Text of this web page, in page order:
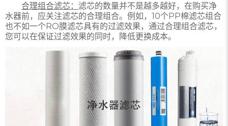
合理组合滤芯： 滤芯的数量并不是越多越好，在购买净
水器前，应关注滤芯的合理组合。例如，10个PP棉滤芯组合
也不如一个RO膜滤芯具有的过滤效果，通过合理组合滤芯，
您可以在保证过滤效果的同时，降低更换成本。